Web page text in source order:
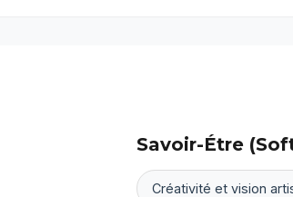
Savoir-Étre
Créativité et vision